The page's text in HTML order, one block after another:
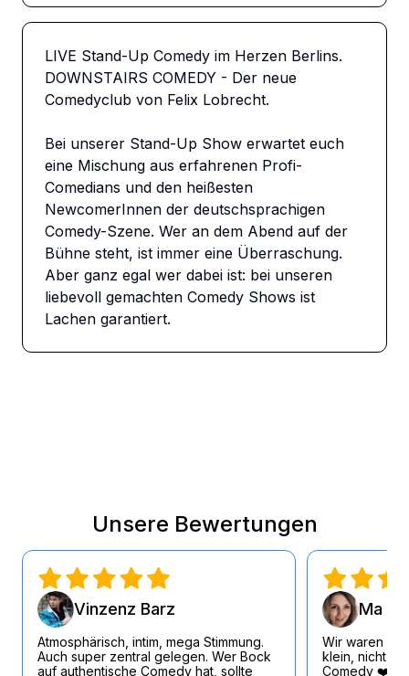
LIVE Stand-Up Comedy im Herzen Berlins.
DOWNSTAIRS COMEDY - Der neue
Comedyclub von Felix Lobrecht.
Bei unserer Stand-Up Show erwartet euch
eine Mischung aus erfahrenen Profi-
Comedians und den heißesten
NewcomerInnen der deutschsprachigen
Comedy-Szene. Wer an dem Abend auf der
Bühne steht, ist immer eine Überraschung.
Aber ganz egal wer dabei ist: bei unseren
liebevoll gemachten Comedy Shows ist
Lachen garantiert.
Unsere Bewertungen
Vinzenz Barz
Atmosphärisch, intim, mega Stimmung.
Auch super zentral gelegen. Wer Bock
auf authentische Comedy hat, sollte
Ma Si
Wir waren
klein, nicht zu
Comedy ❤️